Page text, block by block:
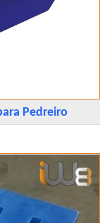
Pedreiro